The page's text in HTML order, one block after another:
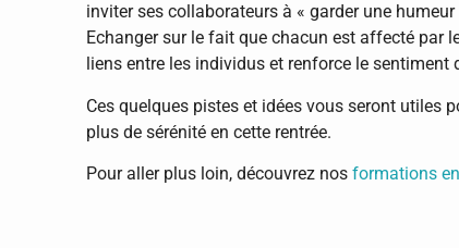
inviter ses collaborateurs à « garder une
Echanger sur le fait que chacun est affecté par
liens entre les individus et renforce le sentiment
Ces quelques pistes et idées vous seront utiles
plus de sérénité en cette rentrée.
Pour aller plus loin, découvrez nos formations